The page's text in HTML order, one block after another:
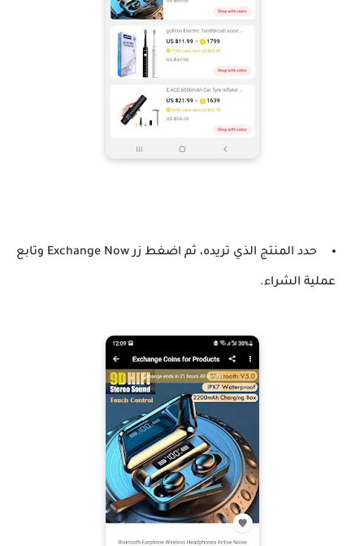
حدد المنتج الذي تريده، ثم اضغط زر Exchange Now وتابع
عملية الشراء.